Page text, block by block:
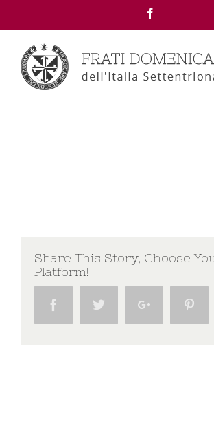
Share This Story, Choose
Platform!
Facebook Twitter Google+